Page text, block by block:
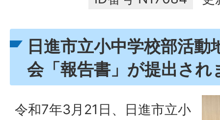
日進市立小中学校部活動
会「報告書」が提出され
令和7年3月21日、日進市立小